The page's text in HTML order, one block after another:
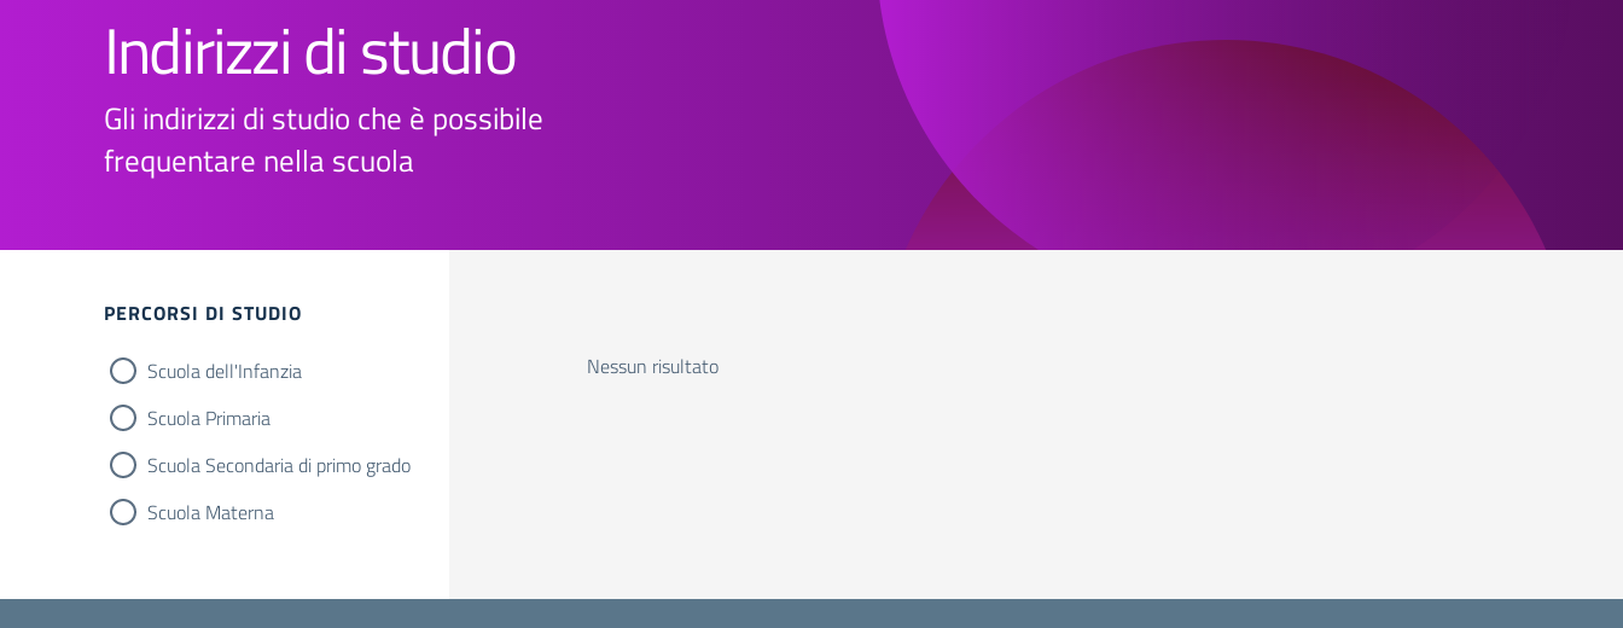
Indirizzi di studio
Gli indirizzi di studio che è possibile
frequentare nella scuola
PERCORSI DI STUDIO
Scuola dell'Infanzia
Scuola Primaria
Scuola Secondaria di primo grado
Scuola Materna
Nessun risultato